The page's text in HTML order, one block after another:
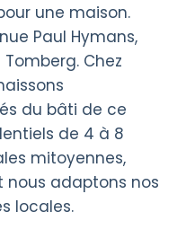
une maison.
Paul Hymans,
Chez
du bâti de ce
de 4 à 8
mitoyennes,
nous adaptons nos
locales.